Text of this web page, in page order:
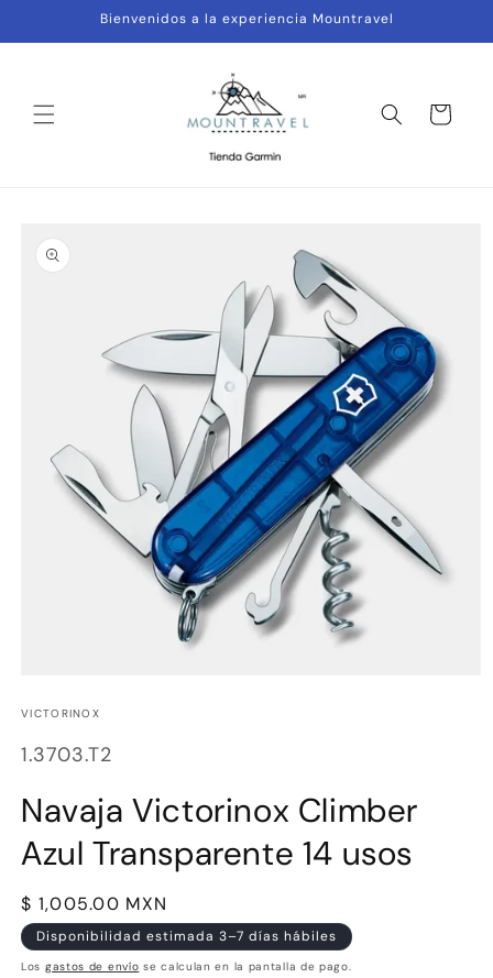
directamente
al contenido
Bienvenidos a la experiencia Mountravel
Carrito
información
multimedia
en
una
modal
VICTORINOX
SKU:
1.3703.T2
Navaja Victorinox Climber
Azul Transparente 14 usos
Precio
habitual
$ 1,005.00 MXN
Disponibilidad estimada 3–7 días hábiles
Los gastos de envío se calculan en la pantalla de pago.